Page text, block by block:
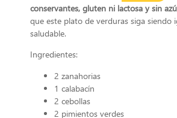
conservantes, gluten ni lactosa y sin
que este plato de verduras siga
saludable.
Ingredientes:
2 zanahorias
1 calabacín
2 cebollas
2 pimientos verdes